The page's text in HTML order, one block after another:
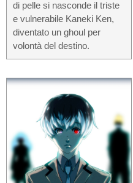
di pelle si nasconde il triste
e vulnerabile Kaneki Ken,
diventato un ghoul per
volontà del destino.